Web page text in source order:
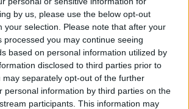
by us, please use the below opt-out
your selection. Please note that after your
processed you may continue seeing
based on personal information utilized by
disclosed to third parties prior to
may separately opt-out of the further
personal information by third parties on the
participants. This information may